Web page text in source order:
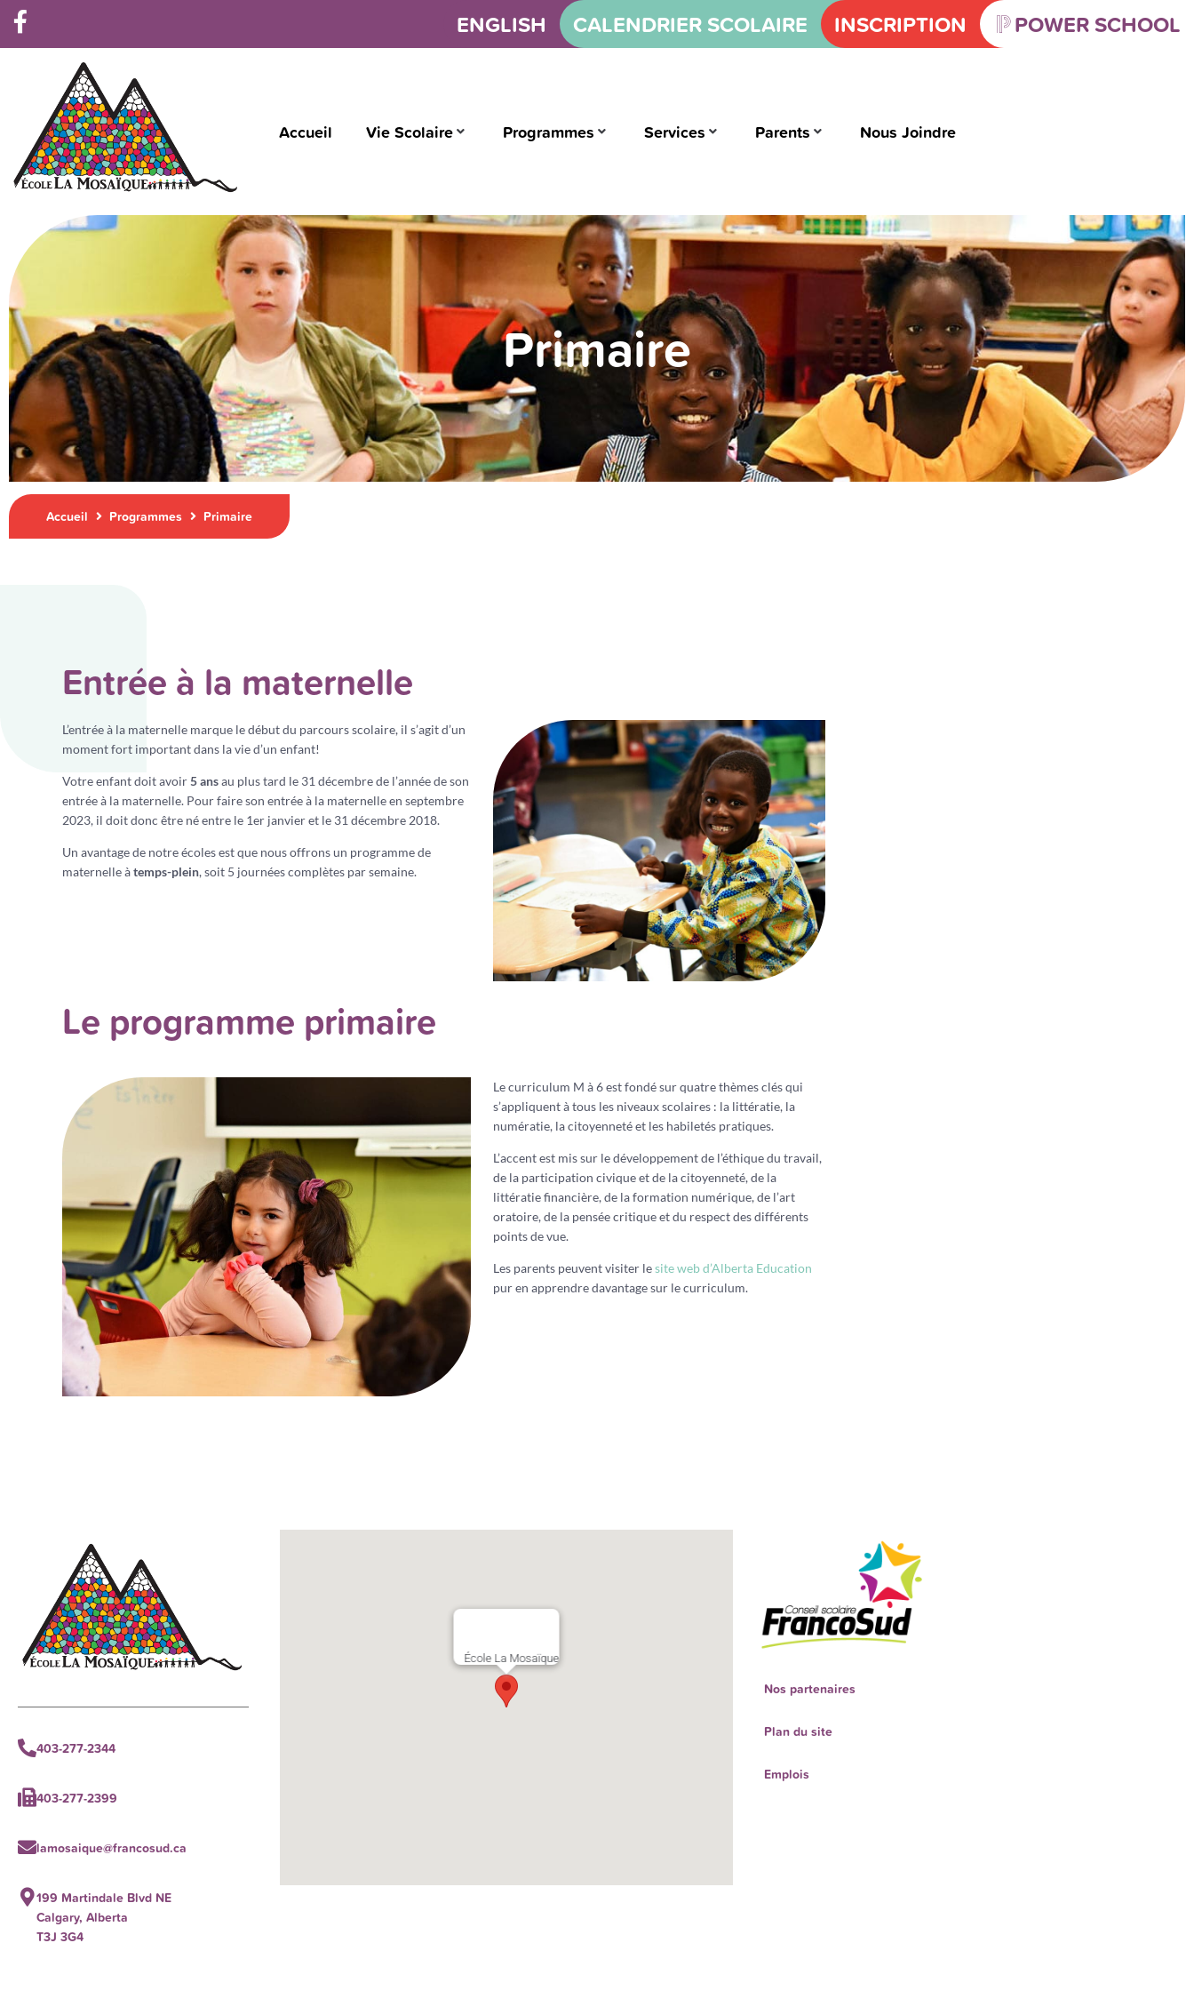
ENGLISH CALENDRIER SCOLAIRE INSCRIPTION POWER SCHOOL
Accueil Vie Scolaire Programmes Services Parents Nous Joindre
Primaire
Accueil Programmes Primaire
Entrée à la maternelle
L’entrée à la maternelle marque le début du parcours scolaire, il s’agit d’un
moment fort important dans la vie d’un enfant!
Votre enfant doit avoir5 ansau plus tard le 31 décembre de l’année de son
entrée à la maternelle. Pour faire son entrée à la maternelle en septembre
2023, il doit donc être né entre le 1er janvier et le 31 décembre 2018.
Un avantage de notre écoles est que nous offrons un programme de
maternelle àtemps-plein, soit 5 journées complètes par semaine.
Le programme primaire
Le curriculum M à 6 est fondé sur quatre thèmes clés qui
s’appliquent à tous les niveaux scolaires : la littératie, la
numératie, la citoyenneté et les habiletés pratiques.
L’accent est mis sur le développement de l’éthique du travail,
de la participation civique et de la citoyenneté, de la
littératie financière, de la formation numérique, de l’art
oratoire, de la pensée critique et du respect des différents
points de vue.
Les parents peuvent visiter lesite web d’Alberta Education
pur en apprendre davantage sur le curriculum.
403-277-2344
403-277-2399
lamosaique@francosud.ca
199 Martindale Blvd NE
Calgary, Alberta
T3J 3G4
École La Mosaïque
Nos partenaires
Plan du site
Emplois